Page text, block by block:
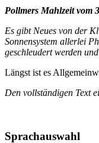
Pollmers Mahlzeit vom
Es gibt Neues von der
Sonnensystem allerlei
geschleudert werden
Längst ist es
Den vollständigen Text
Sprachauswahl